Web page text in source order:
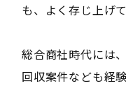
も、よく存じ上げて
総合商社時代には
回収案件なども経